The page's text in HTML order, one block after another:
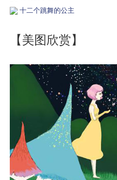
十二个跳舞的公主
【美图欣赏】